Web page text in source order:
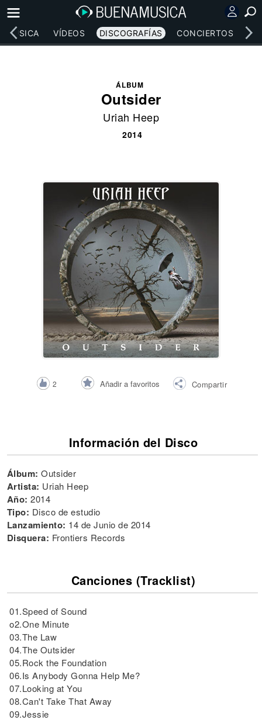
MÚSICA VÍDEOS DISCOGRAFÍAS CONCIERTOS
ÁLBUM
Outsider
Uriah Heep
2014
2 Añadir a favoritos Compartir
Información del Disco
Álbum: Outsider
Artista: Uriah Heep
Año: 2014
Tipo: Disco de estudio
Lanzamiento: 14 de Junio de 2014
Disquera: Frontiers Records
Canciones (Tracklist)
01.Speed of Sound
o2.One Minute
03.The Law
04.The Outsider
05.Rock the Foundation
06.Is Anybody Gonna Help Me?
07.Looking at You
08.Can't Take That Away
09.Jessie